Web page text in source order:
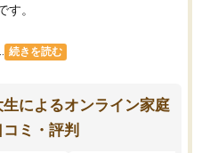
す。
続きを読む
によるオンライン家庭
ミ・評判